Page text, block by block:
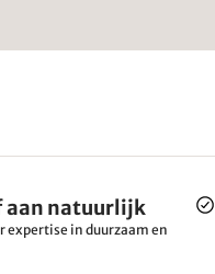
aan natuurlijk
expertise in duurzaam en